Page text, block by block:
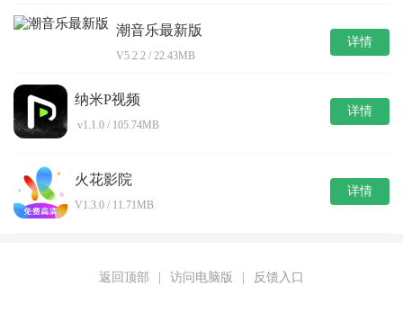
潮音乐最新版
V5.2.2 / 22.43MB
详情
纳米P视频
v1.1.0 / 105.74MB
详情
火花影院
V1.3.0 / 11.71MB
详情
返回顶部 | 访问电脑版 | 反馈入口